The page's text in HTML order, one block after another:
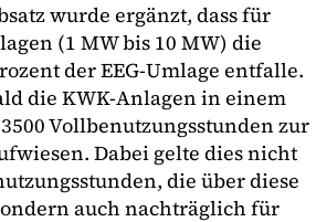
wurde ergänzt, dass für
(1 MW bis 10 MW) die
der EEG-Umlage entfalle.
die KWK-Anlagen in einem
Vollbenutzungsstunden zur
Dabei gelte dies nicht
die über diese
auch nachträglich für